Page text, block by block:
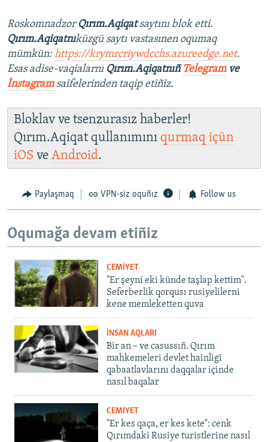
Roskomnadzor Qırım.Aqiqatsaytını blok etti.
Qırım.Aqiqatnıküzgü saytı vastasınen oqumaq
mümkün:https://krymrcriywdcchs.azureedge.net.
Esas adise-vaqialarnı Qırım.Aqiqatnıñ Telegramve
İnstagram saifelerinden taqip etiñiz.
Bloklav ve tsenzurasız haberler!
Qırım.Aqiqat qullanımını qurmaq içün
iOS ve Android.
Paylaşmaq VPN-siz oquñız Follow us
Oqumağa devam etiñiz
CEMİYET
"Er şeyni eki künde taşlap kettim".
Seferberlik qorqusı rusiyelilerni
kene memleketten quva
İNSAN AQLARI
Bir an – ve casussıñ. Qırım
mahkemeleri devlet hainligi
qabaatlavlarını daqqalar içinde
nasıl baqalar
CEMİYET
"Er kes qaça, er kes kete": cenk
Qırımdaki Rusiye turistlerine nasıl